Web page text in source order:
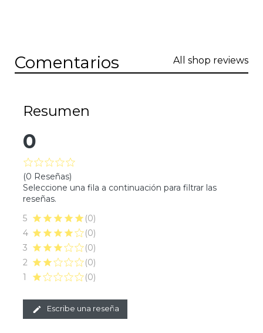
Comentarios All shop reviews
Resumen
0
(0 Reseñas)
Seleccione una fila a continuación para filtrar las
reseñas.
5
(0)
4
(0)
3
(0)
2
(0)
1
(0)
Escribe una reseña